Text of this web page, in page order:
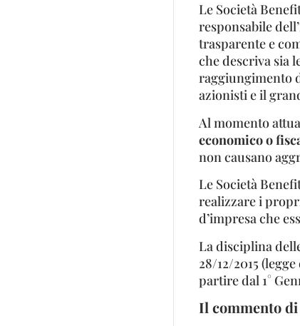
Le Società
responsabile
trasparente e
che descriva sia
raggiungimento
azionisti e il
Al momento
economico o
non causano
Le Società
realizzare i
d’impresa che
La disciplina
28/12/2015
partire dal 1°
Il commento